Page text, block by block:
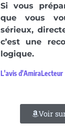
Si vous
que vous
sérieux,
c’est une
logique.
L'avis d'AmiraLecteur
Voir